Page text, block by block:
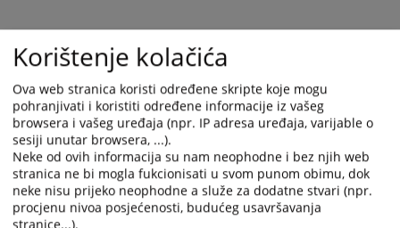
Korištenje kolačića
Ova web stranica koristi određene skripte koje mogu
pohranjivati i koristiti određene informacije iz vašeg
browsera i vašeg uređaja (npr. IP adresa uređaja, varijable o
sesiji unutar browsera, ...).
Neke od ovih informacija su nam neophodne i bez njih web
stranica ne bi mogla fukcionisati u svom punom obimu, dok
neke nisu prijeko neophodne a služe za dodatne stvari (npr.
procjenu nivoa posjećenosti, budućeg usavršavanja
stranice...).